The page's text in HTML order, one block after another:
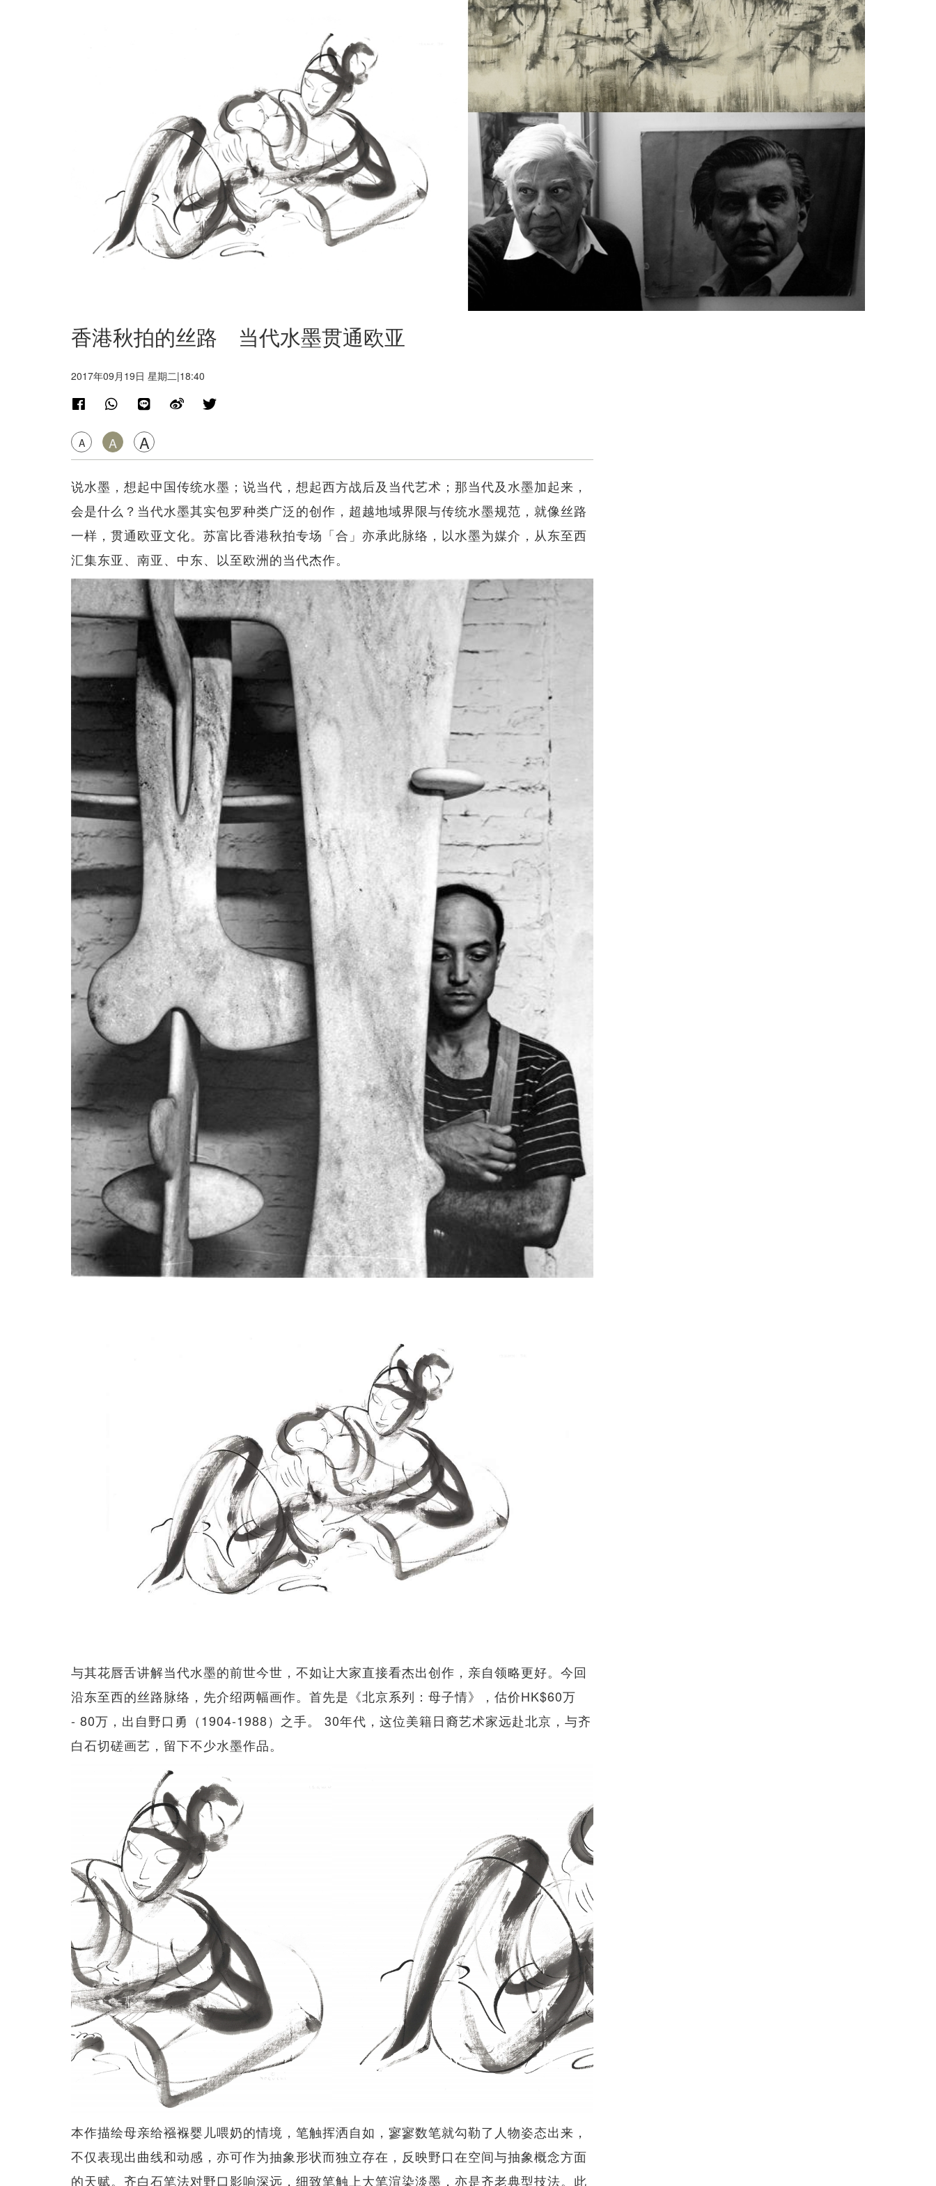
香港秋拍的丝路 当代水墨贯通欧亚
2017年09月19日 星期二|18:40
A A A
说水墨，想起中国传统水墨；说当代，想起西方战后及当代艺术；那当代及水墨加起来，
会是什么？当代水墨其实包罗种类广泛的创作，超越地域界限与传统水墨规范，就像丝路
一样，贯通欧亚文化。苏富比香港秋拍专场「合」亦承此脉络，以水墨为媒介，从东至西
汇集东亚、南亚、中东、以至欧洲的当代杰作。
与其花唇舌讲解当代水墨的前世今世，不如让大家直接看杰出创作，亲自领略更好。今回
沿东至西的丝路脉络，先介绍两幅画作。首先是《北京系列：母子情》，估价HK$60万
- 80万，出自野口勇（1904-1988）之手。 30年代，这位美籍日裔艺术家远赴北京，与齐
白石切磋画艺，留下不少水墨作品。
本作描绘母亲给襁褓婴儿喂奶的情境，笔触挥洒自如，寥寥数笔就勾勒了人物姿态出来，
不仅表现出曲线和动感，亦可作为抽象形状而独立存在，反映野口在空间与抽象概念方面
的天赋。齐白石笔法对野口影响深远，细致笔触上大笔渲染淡墨，亦是齐老典型技法。此